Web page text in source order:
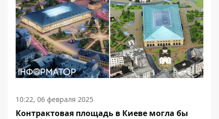
10:22, 06 февраля 2025
Контрактовая площадь в Киеве могла бы